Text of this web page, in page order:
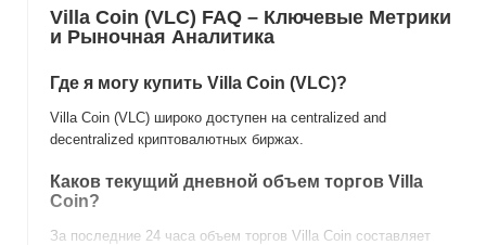
Villa Coin (VLC) FAQ – Ключевые Метрики
и Рыночная Аналитика
Где я могу купить Villa Coin (VLC)?
Villa Coin (VLC) широко доступен на centralized and
decentralized криптовалютных биржах.
Каков текущий дневной объем торгов Villa
Coin?
За последние 24 часа объем торгов Villa Coin составляет